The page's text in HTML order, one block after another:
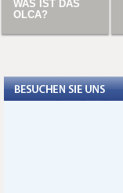
WAS IST DAS
OLCA?